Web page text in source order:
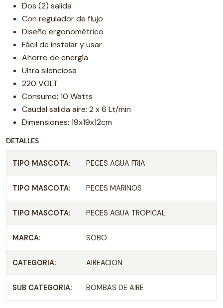
Dos (2) salida
Con regulador de flujo
Diseño ergonométrico
Fácil de instalar y usar
Ahorro de energía
Ultra silenciosa
220 VOLT
Consumo: 10 Watts
Caudal salida aire: 2 x 6 Lt/min
Dimensiones: 19x19x12cm
DETALLES
TIPO MASCOTA: PECES AGUA FRIA
TIPO MASCOTA: PECES MARINOS
TIPO MASCOTA: PECES AGUA TROPICAL
MARCA: SOBO
CATEGORIA: AIREACION
SUB CATEGORIA: BOMBAS DE AIRE